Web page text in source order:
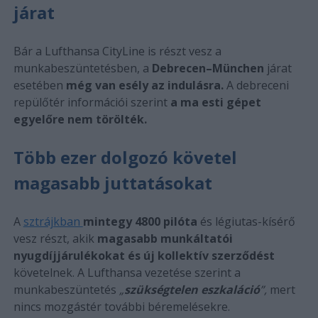
járat
Bár a Lufthansa CityLine is részt vesz a
munkabeszüntetésben, a Debrecen–München járat
esetében még van esély az indulásra. A debreceni
repülőtér információi szerint a ma esti gépet
egyelőre nem törölték.
Több ezer dolgozó követel
magasabb juttatásokat
A sztrájkban mintegy 4800 pilóta és légiutas-kísérő
vesz részt, akik magasabb munkáltatói
nyugdíjjárulékokat és új kollektív szerződést
követelnek. A Lufthansa vezetése szerint a
munkabeszüntetés „szükségtelen eszkaláció”, mert
nincs mozgástér további béremelésekre.